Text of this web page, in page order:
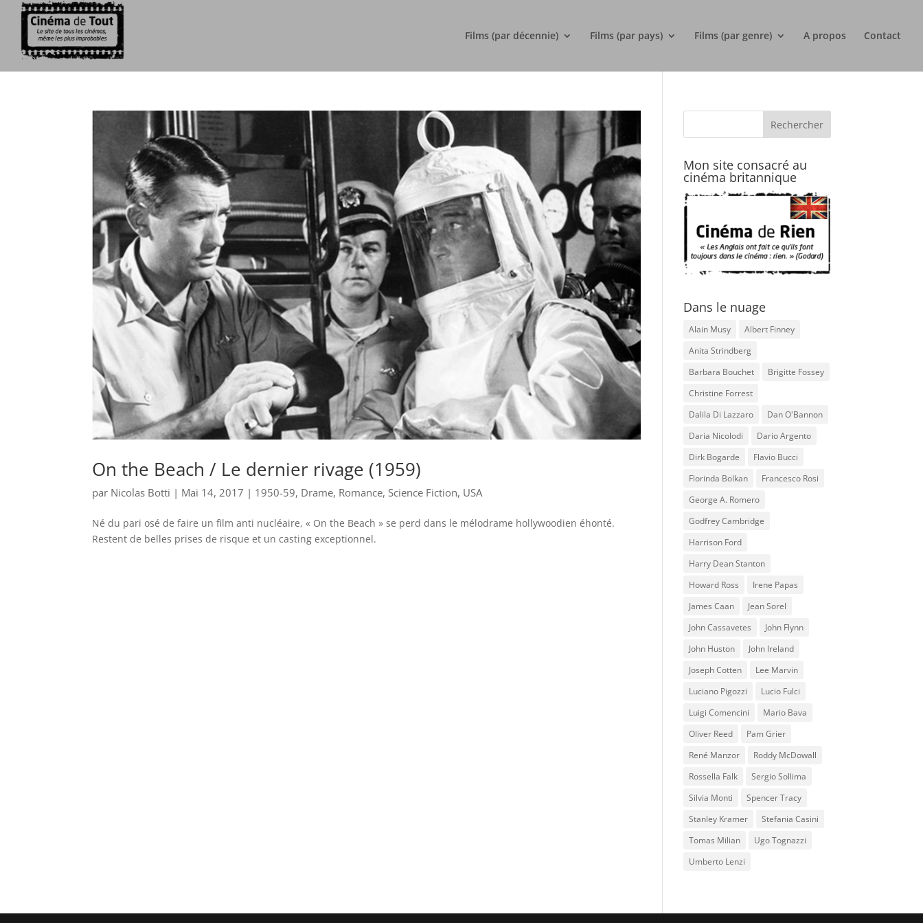
Films (par décennie) Films (par pays) Films (par genre) A propos Contact
On the Beach / Le dernier rivage (1959)
par Nicolas Botti | Mai 14, 2017 | 1950-59, Drame, Romance,Science Fiction, USA
Né du pari osé de faire un film anti nucléaire, « On the Beach » se perd dans le mélodrame hollywoodien éhonté.
Restent de belles prises de risque et un casting exceptionnel.
Mon site consacré au
cinéma britannique
Dans le nuage
Alain Musy
Albert Finney
Anita Strindberg
Barbara Bouchet
Brigitte Fossey
Christine Forrest
Dalila Di Lazzaro
Dan O'Bannon
Daria Nicolodi
Dario Argento
Dirk Bogarde
Flavio Bucci
Florinda Bolkan
Francesco Rosi
George A. Romero
Godfrey Cambridge
Harrison Ford
Harry Dean Stanton
Howard Ross
Irene Papas
James Caan
Jean Sorel
John Cassavetes
John Flynn
John Huston
John Ireland
Joseph Cotten
Lee Marvin
Luciano Pigozzi
Lucio Fulci
Luigi Comencini
Mario Bava
Oliver Reed
Pam Grier
René Manzor
Roddy McDowall
Rossella Falk
Sergio Sollima
Silvia Monti
Spencer Tracy
Stanley Kramer
Stefania Casini
Tomas Milian
Ugo Tognazzi
Umberto Lenzi